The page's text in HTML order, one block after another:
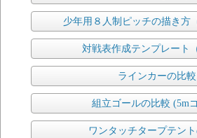
少年用８人制ピッチの描き方
対戦表作成テンプレート（
ラインカーの比較
組立ゴールの比較 (5m
ワンタッチタープテン